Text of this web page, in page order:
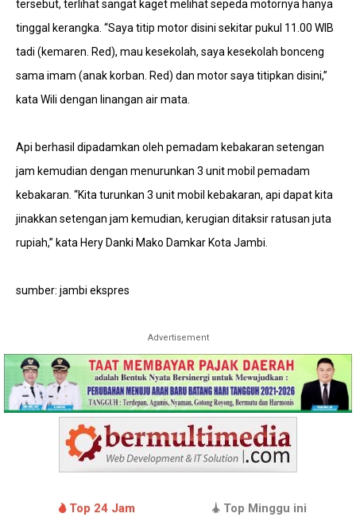
tersebut, terlihat sangat kaget melihat sepeda motornya hanya
tinggal kerangka. “Saya titip motor disini sekitar pukul 11.00 WIB
tadi (kemaren. Red), mau kesekolah, saya kesekolah bonceng
sama imam (anak korban. Red) dan motor saya titipkan disini,”
kata Wili dengan linangan air mata.
Api berhasil dipadamkan oleh pemadam kebakaran setengan
jam kemudian dengan menurunkan 3 unit mobil pemadam
kebakaran. “Kita turunkan 3 unit mobil kebakaran, api dapat kita
jinakkan setengan jam kemudian, kerugian ditaksir ratusan juta
rupiah,” kata Hery Danki Mako Damkar Kota Jambi.
sumber: jambi ekspres
Advertisement
Top 24 Jam Top Minggu ini